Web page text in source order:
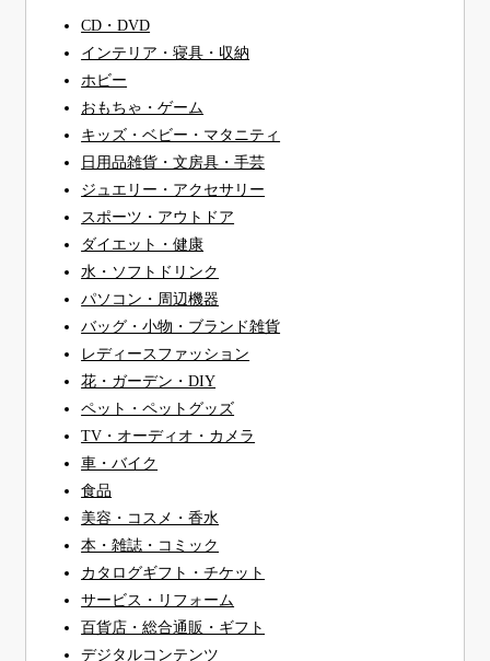
CD・DVD
インテリア・寝具・収納
ホビー
おもちゃ・ゲーム
キッズ・ベビー・マタニティ
日用品雑貨・文房具・手芸
ジュエリー・アクセサリー
スポーツ・アウトドア
ダイエット・健康
水・ソフトドリンク
パソコン・周辺機器
バッグ・小物・ブランド雑貨
レディースファッション
花・ガーデン・DIY
ペット・ペットグッズ
TV・オーディオ・カメラ
車・バイク
食品
美容・コスメ・香水
本・雑誌・コミック
カタログギフト・チケット
サービス・リフォーム
百貨店・総合通販・ギフト
デジタルコンテンツ